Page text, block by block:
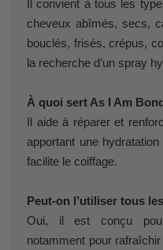
Il convient à tous les
cheveux abîmés, secs,
bouclés, frisés, crépus,
la recherche d’un spray
À quoi sert As I Am
Il aide à réparer et
apportant une
facilite le coiffage.
Peut-on l’utiliser tous
Oui, il est conçu pour
notamment pour